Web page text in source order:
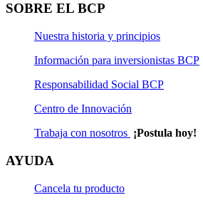
Solicitud de Rescate Programado
Solicitud de Suscripción
Solicitud de Suscripción Programada
Solicitud de Transferencia
SOBRE EL BCP
Nuestra historia y principios
Información para inversionistas BCP
Responsabilidad Social BCP
Centro de Innovación
Trabaja con nosotros ¡Postula hoy!
AYUDA
Cancela tu producto